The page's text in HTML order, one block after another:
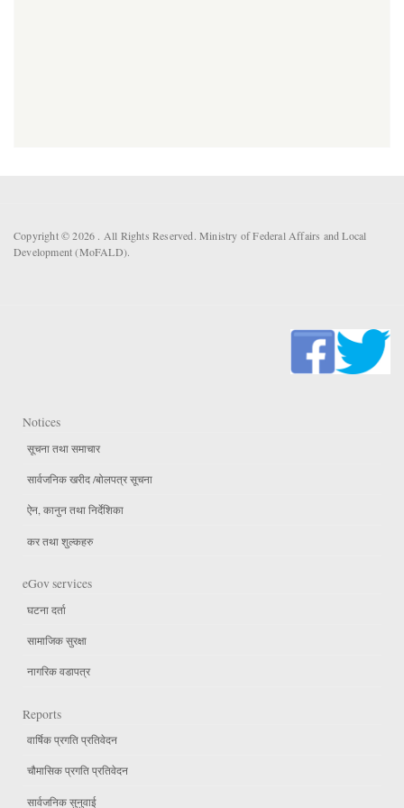
Copyright © 2026 . All Rights Reserved. Ministry of Federal Affairs and Local
Development (MoFALD).
Notices
सूचना तथा समाचार
सार्वजनिक खरीद /बोलपत्र सूचना
ऐन, कानुन तथा निर्देशिका
कर तथा शुल्कहरु
eGov services
घटना दर्ता
सामाजिक सुरक्षा
नागरिक वडापत्र
Reports
वार्षिक प्रगति प्रतिवेदन
चौमासिक प्रगति प्रतिवेदन
सार्वजनिक सुनुवाई